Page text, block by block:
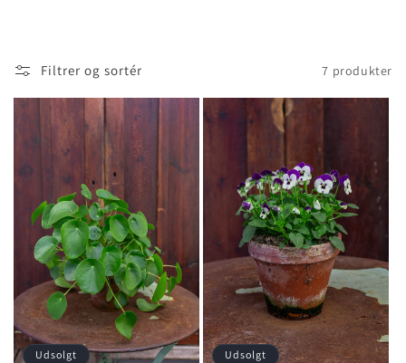
k
n
:
Filtrer og sortér 7 produkter
Udsolgt Udsolgt